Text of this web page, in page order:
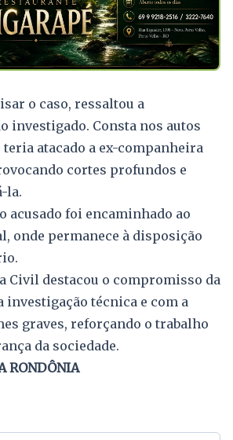
o caso, ressaltou a
investigado. Consta nos autos
teria atacado a ex-companheira
cortes profundos e
la.
acusado foi encaminhado ao
onde permanece à disposição
Civil destacou o compromisso da
técnica e com a
graves, reforçando o trabalho
da sociedade.
RONDÔNIA